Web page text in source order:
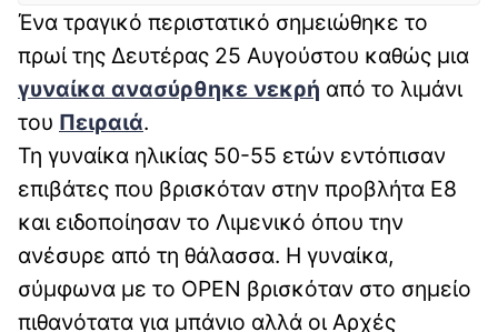
Ένα τραγικό περιστατικό σημειώθηκε το
πρωί της Δευτέρας 25 Αυγούστου καθώς μια
γυναίκα ανασύρθηκε νεκρή από το λιμάνι
του Πειραιά.
Τη γυναίκα ηλικίας 50-55 ετών εντόπισαν
επιβάτες που βρισκόταν στην προβλήτα Ε8
και ειδοποίησαν το Λιμενικό όπου την
ανέσυρε από τη θάλασσα. Η γυναίκα,
σύμφωνα με το OPEN βρισκόταν στο σημείο
πιθανότατα για μπάνιο αλλά οι Αρχές